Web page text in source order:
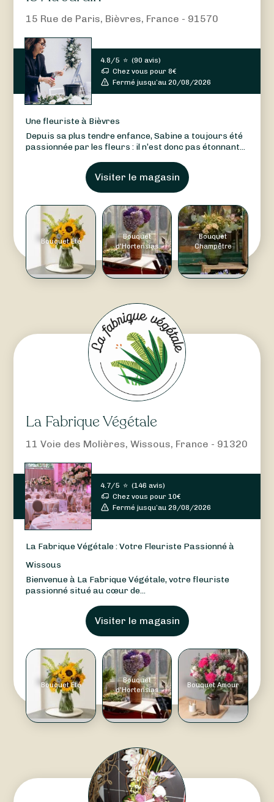
15 Rue de Paris, Bièvres, France - 91570
4.8/5 ⭐ (90 avis)
Chez vous pour8€
Fermé jusqu’au 20/08/2026
Une fleuriste à Bièvres
Depuis sa plus tendre enfance, Sabine a toujours été
passionnée par les fleurs : il n’est donc pas étonnant...
Visiter le magasin
Bouquet Été
Bouquet
d'Hortensias
Bouquet
Champêtre
La Fabrique Végétale
11 Voie des Molières, Wissous, France - 91320
4.7/5 ⭐ (146 avis)
Chez vous pour10€
Fermé jusqu’au 29/08/2026
La Fabrique Végétale : Votre Fleuriste Passionné à
Wissous
Bienvenue à La Fabrique Végétale, votre fleuriste
passionné situé au cœur de...
Visiter le magasin
Bouquet Été
Bouquet
d'Hortensias
Bouquet Amour